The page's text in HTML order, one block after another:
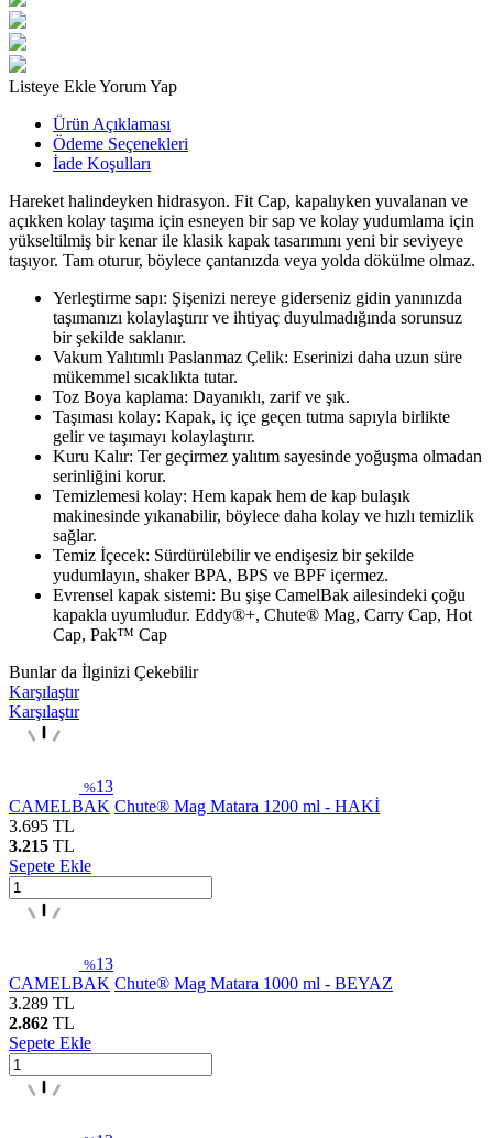
Listeye EkleYorum Yap
Ürün Açıklaması
Ödeme Seçenekleri
İade Koşulları
Hareket halindeyken hidrasyon. Fit Cap, kapalıyken yuvalanan ve
açıkken kolay taşıma için esneyen bir sap ve kolay yudumlama için
yükseltilmiş bir kenar ile klasik kapak tasarımını yeni bir seviyeye
taşıyor. Tam oturur, böylece çantanızda veya yolda dökülme olmaz.
Yerleştirme sapı: Şişenizi nereye giderseniz gidin yanınızda
taşımanızı kolaylaştırır ve ihtiyaç duyulmadığında sorunsuz
bir şekilde saklanır.
Vakum Yalıtımlı Paslanmaz Çelik: Eserinizi daha uzun süre
mükemmel sıcaklıkta tutar.
Toz Boya kaplama: Dayanıklı, zarif ve şık.
Taşıması kolay: Kapak, iç içe geçen tutma sapıyla birlikte
gelir ve taşımayı kolaylaştırır.
Kuru Kalır: Ter geçirmez yalıtım sayesinde yoğuşma olmadan
serinliğini korur.
Temizlemesi kolay: Hem kapak hem de kap bulaşık
makinesinde yıkanabilir, böylece daha kolay ve hızlı temizlik
sağlar.
Temiz İçecek: Sürdürülebilir ve endişesiz bir şekilde
yudumlayın, shaker BPA, BPS ve BPF içermez.
Evrensel kapak sistemi: Bu şişe CamelBak ailesindeki çoğu
kapakla uyumludur. Eddy®+, Chute® Mag, Carry Cap, Hot
Cap, Pak™ Cap
Bunlar da İlginizi Çekebilir
Karşılaştır
Karşılaştır
%13
CAMELBAK Chute® Mag Matara 1200 ml - HAKİ
3.695 TL
3.215 TL
Sepete Ekle
%13
CAMELBAK Chute® Mag Matara 1000 ml - BEYAZ
3.289 TL
2.862 TL
Sepete Ekle